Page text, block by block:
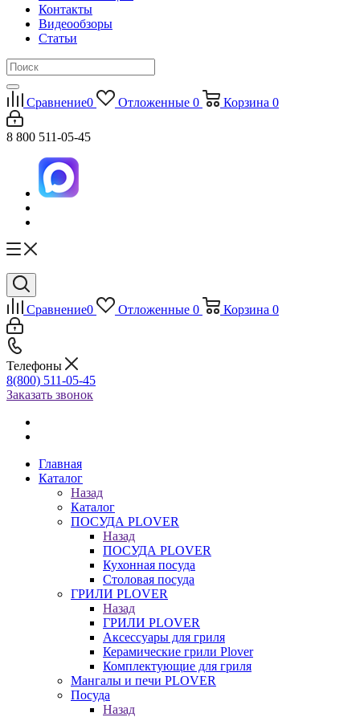
Контакты
Видеообзоры
Статьи
Сравнение0 Отложенные 0 Корзина 0
8 800 511-05-45
Сравнение0 Отложенные 0 Корзина 0
Телефоны
8(800) 511-05-45
Заказать звонок
Главная
Каталог
Назад
Каталог
ПОСУДА PLOVER
Назад
ПОСУДА PLOVER
Кухонная посуда
Столовая посуда
ГРИЛИ PLOVER
Назад
ГРИЛИ PLOVER
Аксессуары для гриля
Керамические грили Plover
Комплектующие для гриля
Мангалы и печи PLOVER
Посуда
Назад